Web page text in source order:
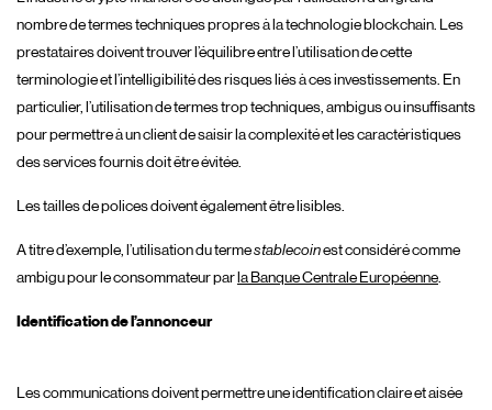
nombre de termes techniques propres à la technologie blockchain. Les
prestataires doivent trouver l’équilibre entre l’utilisation de cette
terminologie et l’intelligibilité des risques liés à ces investissements. En
particulier, l’utilisation de termes trop techniques, ambigus ou insuffisants
pour permettre à un client de saisir la complexité et les caractéristiques
des services fournis doit être évitée.
Les tailles de polices doivent également être lisibles.
A titre d’exemple, l’utilisation du termestablecoinest considéré comme
ambigu pour le consommateur par la Banque Centrale Européenne.
Identification de l’annonceur
Les communications doivent permettre une identification claire et aisée